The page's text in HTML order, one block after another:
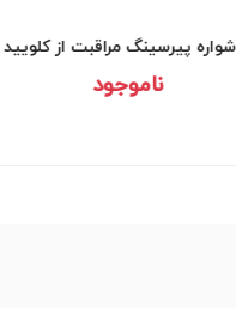
پیرسینگ مراقبت از کلویید
ناموجود